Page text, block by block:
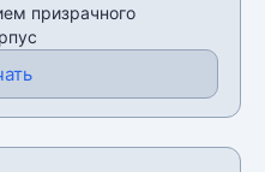
призрачного